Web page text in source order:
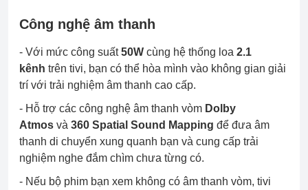
Công nghệ âm thanh
- Với mức công suất50W cùng hệ thống loa 2.1
kênh trên tivi, bạn có thể hòa mình vào không gian giải
trí với trải nghiệm âm thanh cao cấp.
- Hỗ trợ các công nghệ âm thanh vòm Dolby
Atmos và 360 Spatial Sound Mapping để đưa âm
thanh di chuyển xung quanh bạn và cung cấp trải
nghiệm nghe đắm chìm chưa từng có.
- Nếu bộ phim bạn xem không có âm thanh vòm, tivi